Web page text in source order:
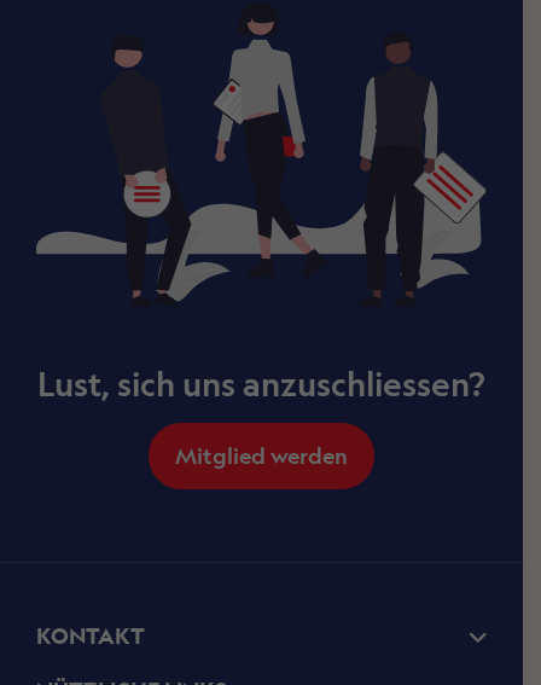
Lust, sich uns anzuschliessen?
Mitglied werden
KONTAKT